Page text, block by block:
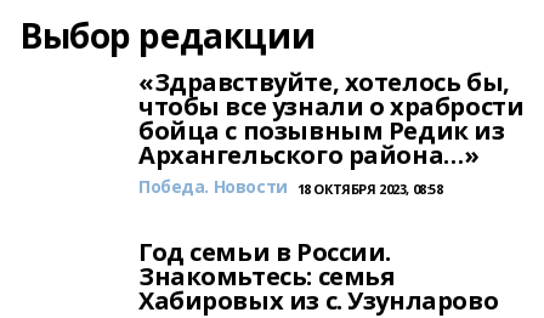
Выбор редакции
«Здравствуйте, хотелось бы,
чтобы все узнали о храбрости
бойца с позывным Редик из
Архангельского района…»
Победа. Новости 18 ОКТЯБРЯ 2023, 08:58
Год семьи в России.
Знакомьтесь: семья
Хабировых из с. Узунларово